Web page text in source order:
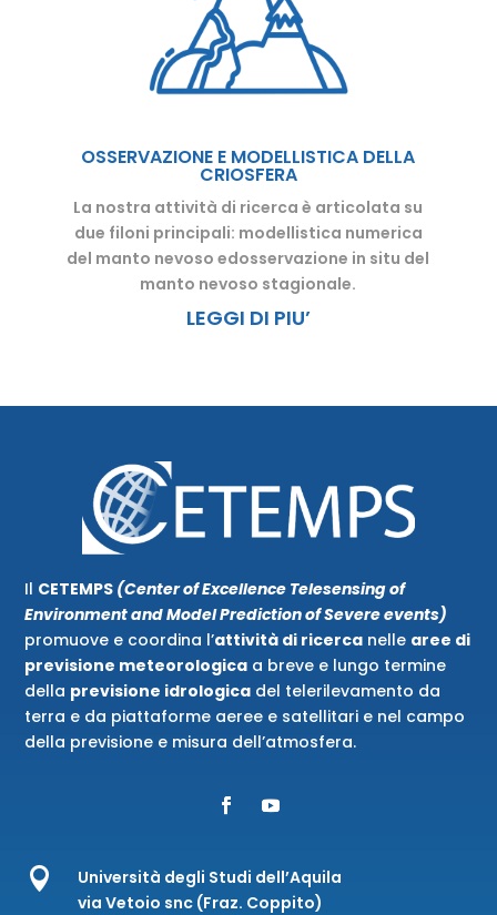
OSSERVAZIONE E MODELLISTICA DELLA
CRIOSFERA
La nostra attività di ricerca è articolata su
due filoni principali: modellistica numerica
del manto nevoso edosservazione in situ del
manto nevoso stagionale.
LEGGI DI PIU’
Il CETEMPS (Center of Excellence Telesensing of
Environment and Model Prediction of Severe events)
promuove e coordina l’attività di ricerca nelle aree di
previsione meteorologica a breve e lungo termine
della previsione idrologica del telerilevamento da
terra e da piattaforme aeree e satellitari e nel campo
della previsione e misura dell’atmosfera.

Università degli Studi dell’Aquila
via Vetoio snc (Fraz. Coppito)